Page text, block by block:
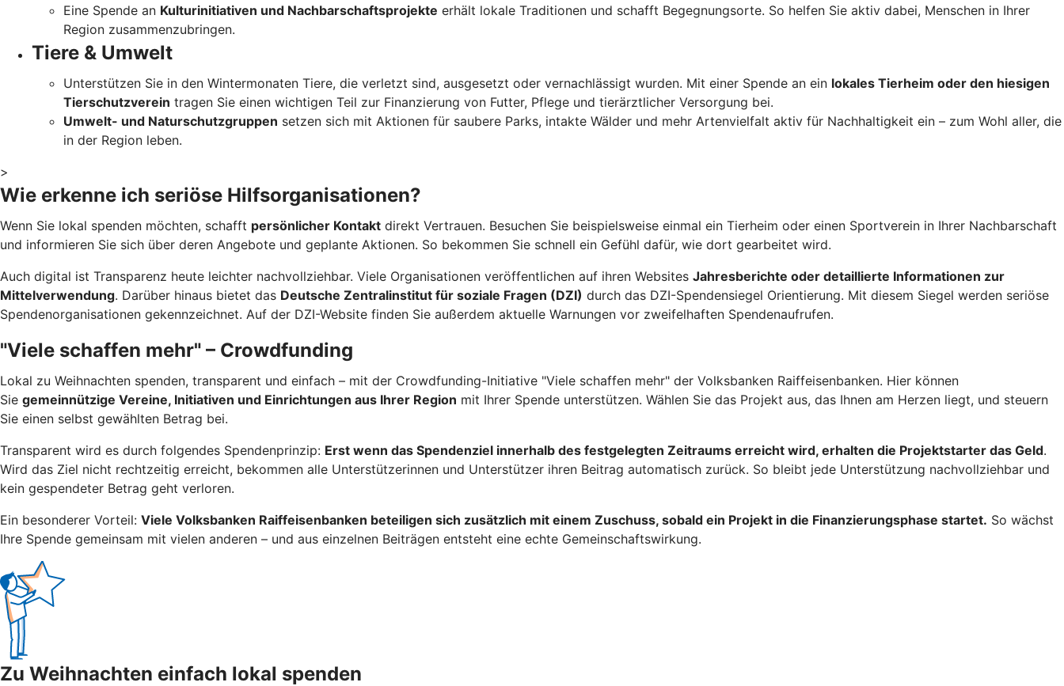
Eine Spende an Kulturinitiativen und Nachbarschaftsprojekte erhält lokale Traditionen und schafft Begegnungsorte. So helfen Sie aktiv dabei, Menschen in Ihrer
Region zusammenzubringen.
Tiere & Umwelt
Unterstützen Sie in den Wintermonaten Tiere, die verletzt sind, ausgesetzt oder vernachlässigt wurden. Mit einer Spende an ein lokales Tierheim oder den hiesigen
Tierschutzverein tragen Sie einen wichtigen Teil zur Finanzierung von Futter, Pflege und tierärztlicher Versorgung bei.
Umwelt- und Naturschutzgruppen setzen sich mit Aktionen für saubere Parks, intakte Wälder und mehr Artenvielfalt aktiv für Nachhaltigkeit ein – zum Wohl aller, die
in der Region leben.
>
Wie erkenne ich seriöse Hilfsorganisationen?
Wenn Sie lokal spenden möchten, schafft persönlicher Kontakt direkt Vertrauen. Besuchen Sie beispielsweise einmal ein Tierheim oder einen Sportverein in Ihrer Nachbarschaft
und informieren Sie sich über deren Angebote und geplante Aktionen. So bekommen Sie schnell ein Gefühl dafür, wie dort gearbeitet wird.
Auch digital ist Transparenz heute leichter nachvollziehbar. Viele Organisationen veröffentlichen auf ihren Websites Jahresberichte oder detaillierte Informationen zur
Mittelverwendung. Darüber hinaus bietet das Deutsche Zentralinstitut für soziale Fragen (DZI) durch das DZI-Spendensiegel Orientierung. Mit diesem Siegel werden seriöse
Spendenorganisationen gekennzeichnet. Auf der DZI-Website finden Sie außerdem aktuelle Warnungen vor zweifelhaften Spendenaufrufen.
"Viele schaffen mehr" – Crowdfunding
Lokal zu Weihnachten spenden, transparent und einfach – mit der Crowdfunding-Initiative "Viele schaffen mehr" der Volksbanken Raiffeisenbanken. Hier können
Sie gemeinnützige Vereine, Initiativen und Einrichtungen aus Ihrer Region mit Ihrer Spende unterstützen. Wählen Sie das Projekt aus, das Ihnen am Herzen liegt, und steuern
Sie einen selbst gewählten Betrag bei.
Transparent wird es durch folgendes Spendenprinzip: Erst wenn das Spendenziel innerhalb des festgelegten Zeitraums erreicht wird, erhalten die Projektstarter das Geld.
Wird das Ziel nicht rechtzeitig erreicht, bekommen alle Unterstützerinnen und Unterstützer ihren Beitrag automatisch zurück. So bleibt jede Unterstützung nachvollziehbar und
kein gespendeter Betrag geht verloren.
Ein besonderer Vorteil: Viele Volksbanken Raiffeisenbanken beteiligen sich zusätzlich mit einem Zuschuss, sobald ein Projekt in die Finanzierungsphase startet. So wächst
Ihre Spende gemeinsam mit vielen anderen – und aus einzelnen Beiträgen entsteht eine echte Gemeinschaftswirkung.
Zu Weihnachten einfach lokal spenden